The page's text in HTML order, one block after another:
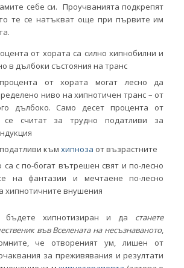
себе си. Проучванията подкрепят
те се натъкват още при първите им
от хората са силно хипнобилни и
в дълбоки състояния на транс
от хората могат лесно да
ниво на хипнотичен транс – от
дълбоко. Само десет процента от
се считат за трудно податливи за
към хипноза от възрастните
са с по-богат вътрешен свят и по-лесно
на фантазии и мечтаене по-лесно
хипнотичните внушения
бъдете хипнотизиран и да станете
във Вселената на несъзнаваното
че отвореният ум, лишен от
за преживявания и резултати